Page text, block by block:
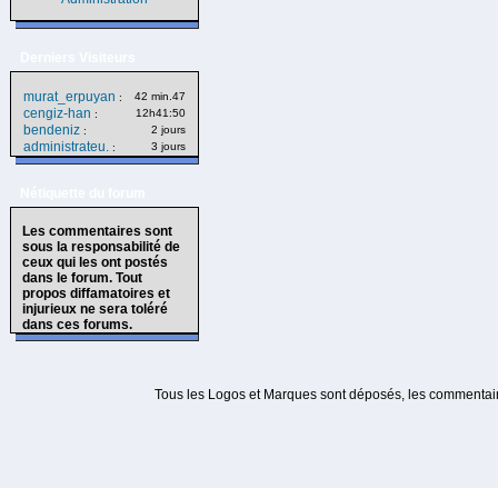
murat_erpuyan : 42 min.47
cengiz-han : 12h41:50
bendeniz : 2 jours
administrateu. : 3 jours
Les commentaires sont
sous la responsabilité de
ceux qui les ont postés
dans le forum. Tout
propos diffamatoires et
injurieux ne sera toléré
dans ces forums.
Tous les Logos et Marques sont déposés, les